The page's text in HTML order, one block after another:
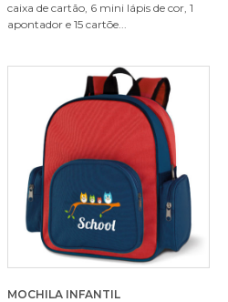
caixa de cartão, 6 mini lápis de cor, 1
apontador e 15 cartõe...
MOCHILA INFANTIL